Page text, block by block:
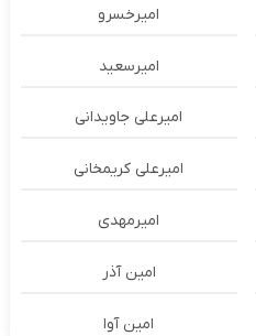
امیرخسرو
امیرسعید
امیرعلی جاویدانی
امیرعلی کریمخانی
امیرمهدی
امین آذر
امین آوا